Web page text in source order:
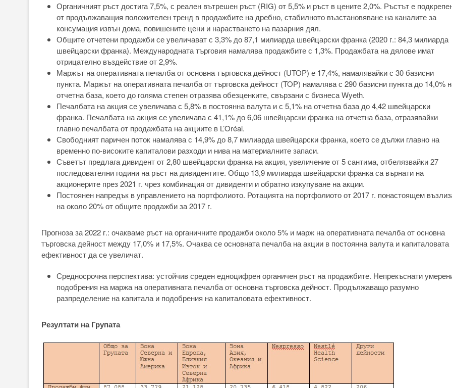
Органичният ръст достига 7,5%, с реален вътрешен ръст (RIG) от 5,5% и ръст в цените 2,0%. Ръстът е
от продължаващия положителен тренд в продажбите на дребно, стабилното възстановяване на каналите за
консумация извън дома, повишените цени и нарастването на пазарния дял.
Общите отчетени продажби се увеличават с 3,3% до 87,1 милиарда швейцарски франка (2020 г.: 84,3 милиарда
швейцарски франка). Международната търговия намалява продажбите с 1,3%. Продажбата на дялове имат
отрицателно въздействие от 2,9%.
Маржът на оперативната печалба от основна търговска дейност (UTOP) е 17,4%, намалявайки с 30 базисни
пункта. Маржът на оперативната печалба от търговска дейност (TOP) намалява с 290 базисни пункта до 14,0%
отчетна база, което до голяма степен отразява обезценките, свързани с бизнеса Wyeth.
Печалбата на акция се увеличава с 5,8% в постоянна валута и с 5,1% на отчетна база до 4,42 швейцарски
франка. Печалбата на акция се увеличава с 41,1% до 6,06 швейцарски франка на отчетна база, отразявайки
главно печалбата от продажбата на акциите в L’Oréal.
Свободният паричен поток намалява с 14,9% до 8,7 милиарда швейцарски франка, което се дължи главно на
временно по-високите капиталови разходи и нива на материалните запаси.
Съветът предлага дивидент от 2,80 швейцарски франка на акция, увеличение от 5 сантима, отбелязвайки 27
последователни години на ръст на дивидентите. Общо 13,9 милиарда швейцарски франка са върнати на
акционерите през 2021 г. чрез комбинация от дивиденти и обратно изкупуване на акции.
Постоянен напредък в управлението на портфолиото. Ротацията на портфолиото от 2017 г. понастоящем
на около 20% от общите продажби за 2017 г.
Прогноза за 2022 г.: очакваме ръст на органичните продажби около 5% и марж на оперативната печалба от основна
търговска дейност между 17,0% и 17,5%. Очаква се основната печалба на акции в постоянна валута и капиталовата
ефективност да се увеличат.
Средносрочна перспектива: устойчив среден едноцифрен органичен ръст на продажбите. Непрекъснати
подобрения на маржа на оперативната печалба от основна търговска дейност. Продължаващо разумно
разпределение на капитала и подобрения на капиталовата ефективност.
Резултати на Групата